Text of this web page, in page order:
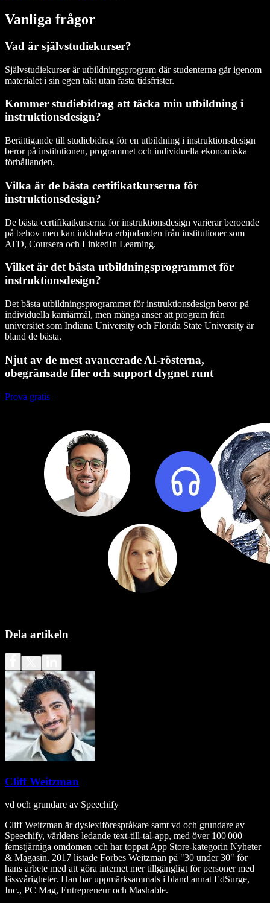
Vanliga frågor
Vad är självstudiekurser?
Självstudiekurser är utbildningsprogram där studenterna går igenom
materialet i sin egen takt utan fasta tidsfrister.
Kommer studiebidrag att täcka min utbildning i
instruktionsdesign?
Berättigande till studiebidrag för en utbildning i instruktionsdesign
beror på institutionen, programmet och individuella ekonomiska
förhållanden.
Vilka är de bästa certifikatkurserna för
instruktionsdesign?
De bästa certifikatkurserna för instruktionsdesign varierar beroende
på behov men kan inkludera erbjudanden från institutioner som
ATD, Coursera och LinkedIn Learning.
Vilket är det bästa utbildningsprogrammet för
instruktionsdesign?
Det bästa utbildningsprogrammet för instruktionsdesign beror på
individuella karriärmål, men många anser att program från
universitet som Indiana University och Florida State University är
bland de bästa.
Njut av de mest avancerade AI-rösterna,
obegränsade filer och support dygnet runt
Prova gratis
Dela artikeln
Cliff Weitzman
vd och grundare av Speechify
Cliff Weitzman är dyslexiförespråkare samt vd och grundare av
Speechify, världens ledande text‑till‑tal‑app, med över 100 000
femstjärniga omdömen och har toppat App Store-kategorin Nyheter
& Magasin. 2017 listade Forbes Weitzman på "30 under 30" för
hans arbete med att göra internet mer tillgängligt för personer med
lässvårigheter. Han har uppmärksammats i bland annat EdSurge,
Inc., PC Mag, Entrepreneur och Mashable.